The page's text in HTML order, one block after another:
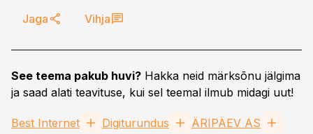
Jaga Vihja
See teema pakub huvi? Hakka neid märksõnu jälgima
ja saad alati teavituse, kui sel teemal ilmub midagi uut!
Best Internet Digiturundus ÄRIPÄEV AS